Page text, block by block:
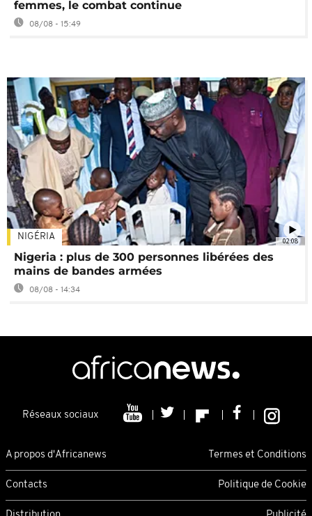
femmes, le combat continue
08/08 - 15:49
02:08
NIGÉRIA
Nigeria : plus de 300 personnes libérées des
mains de bandes armées
08/08 - 14:34
Réseaux sociaux
A propos d'Africanews Termes et Conditions
Contacts Politique de Cookie